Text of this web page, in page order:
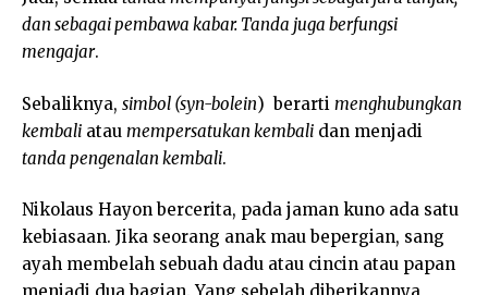
dan sebagai pembawa kabar. Tanda juga berfungsi
mengajar.
Sebaliknya, simbol (syn-bolein) berarti menghubungkan
kembali atau mempersatukan kembali dan menjadi
tanda pengenalan kembali.
Nikolaus Hayon bercerita, pada jaman kuno ada satu
kebiasaan. Jika seorang anak mau bepergian, sang
ayah membelah sebuah dadu atau cincin atau papan